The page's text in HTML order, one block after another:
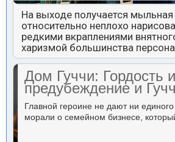
На выходе получается
относительно неплохо
редкими вкраплениями
харизмой большинства
Дом Гуччи: Гордость и
предубеждение и
Главной героине не дают ни
морали о семейном бизнесе,